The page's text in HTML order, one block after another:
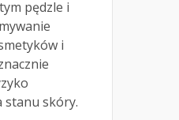
pędzle i
i
stanu skóry.